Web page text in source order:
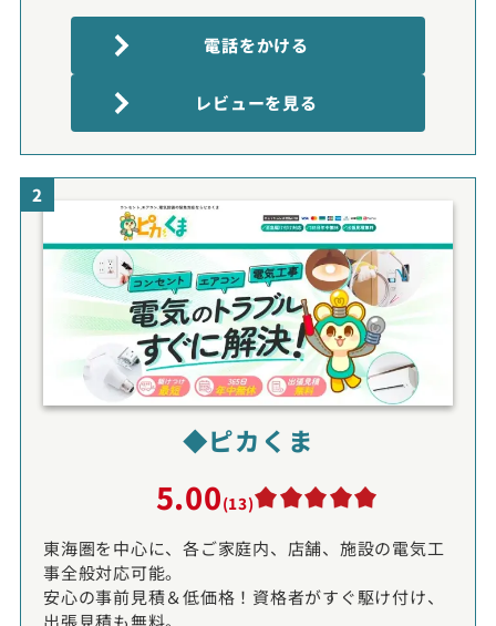
電話をかける
レビューを見る
2
◆ピカくま
5.00(13)
東海圏を中心に、各ご家庭内、店舗、施設の電気工
事全般対応可能。
安心の事前見積＆低価格！資格者がすぐ駆け付け、
出張見積も無料。